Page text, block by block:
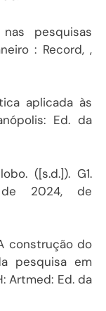
pesquisas
: Record, ,
aplicada às
Ed. da
([s.d.]). G1.
de 2024, de
construção do
pesquisa em
Artmed: Ed. da